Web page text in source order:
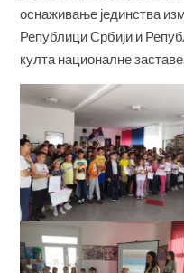
оснаживање јединства
Републици Србији и
култа националне